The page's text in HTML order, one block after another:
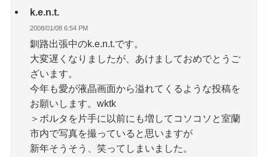
k.e.n.t.
2008/01/08 6:54 PM
釧路出張中のk.e.n.t.です。
大変遅くなりましたが、あけましておめでとうご
ざいます。
今年も愛が液晶画面から溢れてくるような投稿を
お願いします。wktk
＞ボルタを片手に以前にも増してコソコソと室蘭
市内で写真を撮っていると思いますが
新年そうそう、笑ってしまいました。